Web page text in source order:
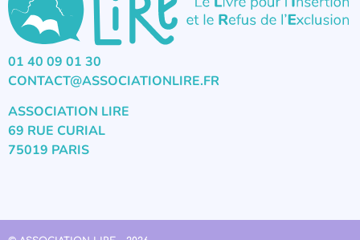
01 40 09 01 30
CONTACT@ASSOCIATIONLIRE.FR
ASSOCIATION LIRE
69 RUE CURIAL
75019 PARIS